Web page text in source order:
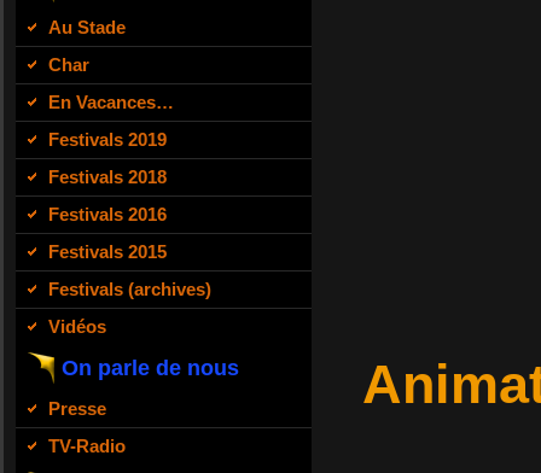
Au Stade
Char
En Vacances…
Festivals 2019
Festivals 2018
Festivals 2016
Festivals 2015
Festivals (archives)
Vidéos
On parle de nous
Presse
TV-Radio